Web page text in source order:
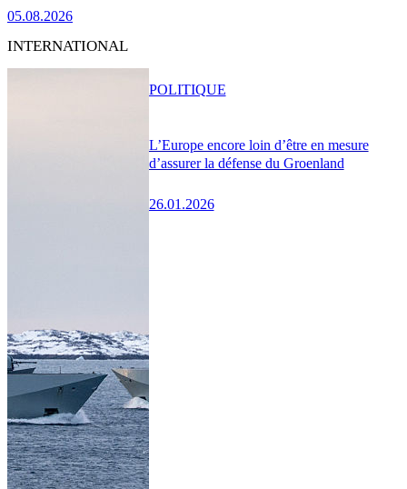
05.08.2026
INTERNATIONAL
L’Europe encore loin d’être en mesure
d’assurer la défense du Groenland
26.01.2026
POLITIQUE